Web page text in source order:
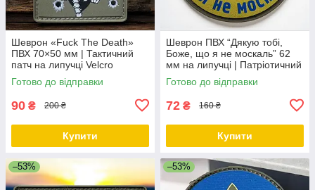
Шеврон «Fuck The Death»
ПВХ 70×50 мм | Тактичний
патч на липучці Velcro
Готово до відправки
90 ₴ 200 ₴
Купити
Шеврон ПВХ “Дякую тобі,
Боже, що я не москаль” 62
мм на липучці | Патріотичний
патч Україна
Готово до відправки
72 ₴ 160 ₴
Купити
–53% –53%